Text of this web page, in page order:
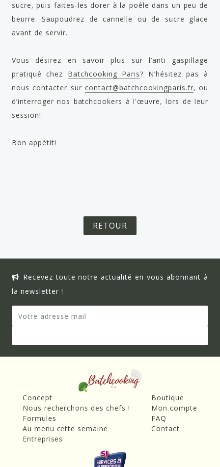
sucre, puis faites-les dorer à la poêle dans un peu de
beurre. Saupoudrez de cannelle ou de sucre glace
avant de servir.
Vous désirez en savoir plus sur l’anti gaspillage
pratiqué chez Batchcooking Paris? N’hésitez pas à
nous contacter surcontact@batchcookingparis.fr, ou
d’interroger nos batchcookers à l'œuvre, lors de leur
session!
Bon appétit!
RETOUR
Recevez toute notre actualité en vous abonnant à
la newsletter !
Concept
Nous recherchons des chefs !
Formules
Au menu cette semaine
Entreprises
Boutique
Mon compte
FAQ
Contact